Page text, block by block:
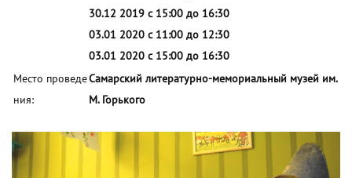
30.12 2019 с 15:00 до 16:30
03.01 2020 с 11:00 до 12:30
03.01 2020 с 15:00 до 16:30
Место проведе
ния:
Самарский литературно-мемориальный музей им.
М. Горького